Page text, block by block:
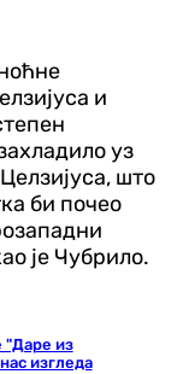
и
уз
што
би почео
је Чубрило.
"Даре из
изгледа